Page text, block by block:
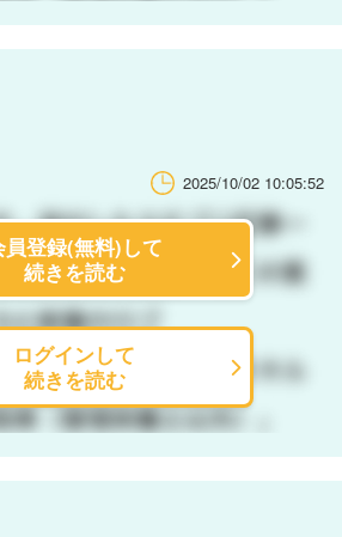
2025/10/02 10:05:52
員登録(無料)して
続きを読む
ログインして
続きを読む